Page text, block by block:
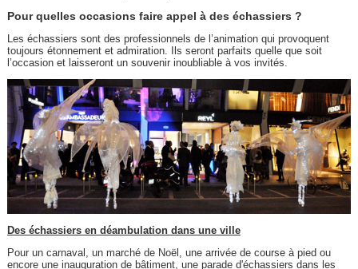
Pour quelles occasions faire appel à des échassiers ?
Les échassiers sont des professionnels de l’animation qui provoquent
toujours étonnement et admiration. Ils seront parfaits quelle que soit
l’occasion et laisseront un souvenir inoubliable à vos invités.
Des échassiers en déambulation dans une ville
Pour un carnaval, un marché de Noël, une arrivée de course à pied ou
encore une inauguration de bâtiment, une parade d'échassiers dans les